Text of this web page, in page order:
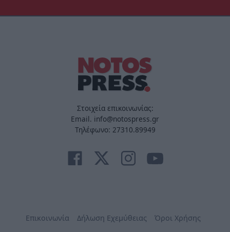
Στοιχεία επικοινωνίας:
Email. info@notospress.gr
Τηλέφωνο: 27310.89949
Επικοινωνία Δήλωση Εχεμύθειας Όροι Χρήσης